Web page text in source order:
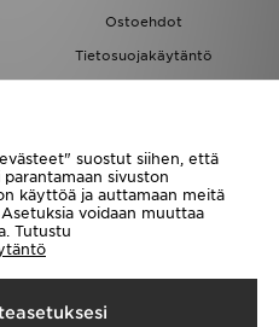
Ostoehdot
Tietosuojakäytäntö
JD Blog
suostut siihen, että
sivuston
käyttöä ja auttamaan meitä
voidaan muuttaa
Tutustu